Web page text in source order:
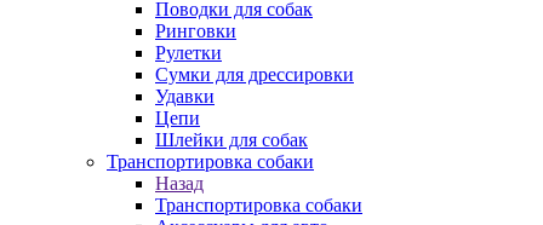
Поводки для собак
Ринговки
Рулетки
Сумки для дрессировки
Удавки
Цепи
Шлейки для собак
Транспортировка собаки
Назад
Транспортировка собаки